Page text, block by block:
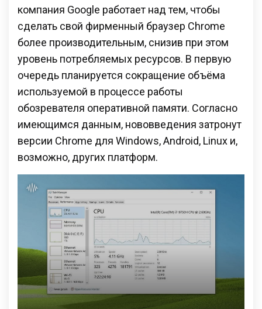
компания Google работает над тем, чтобы
сделать свой фирменный браузер Chrome
более производительным, снизив при этом
уровень потребляемых ресурсов. В первую
очередь планируется сокращение объёма
используемой в процессе работы
обозревателя оперативной памяти. Согласно
имеющимся данным, нововведения затронут
версии Chrome для Windows, Android, Linux и,
возможно, других платформ.